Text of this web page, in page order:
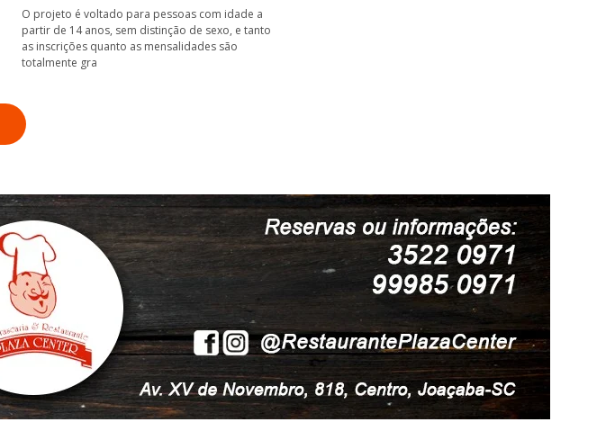
O projeto é voltado para pessoas com idade a
partir de 14 anos, sem distinção de sexo, e tanto
as inscrições quanto as mensalidades são
totalmente gra